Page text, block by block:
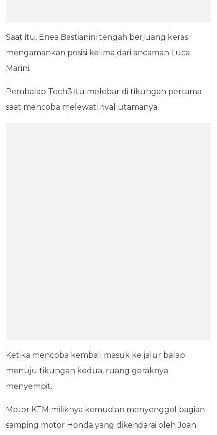
Saat itu, Enea Bastianini tengah berjuang keras
mengamankan posisi kelima dari ancaman Luca
Marini.
Pembalap Tech3 itu melebar di tikungan pertama
saat mencoba melewati rival utamanya.
Ketika mencoba kembali masuk ke jalur balap
menuju tikungan kedua, ruang geraknya
menyempit.
Motor KTM miliknya kemudian menyenggol bagian
samping motor Honda yang dikendarai oleh Joan